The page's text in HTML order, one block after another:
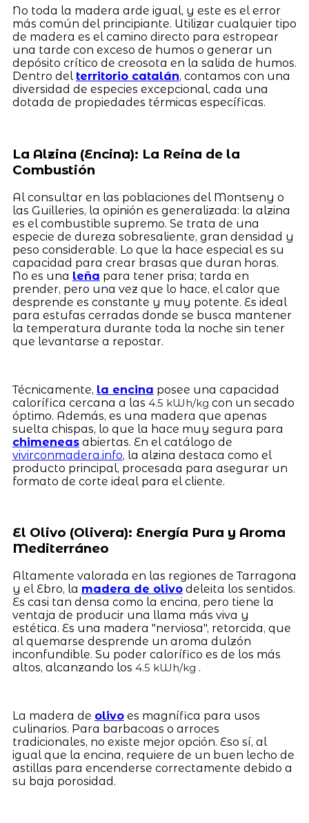
No toda la madera arde igual, y este es el error
más común del principiante. Utilizar cualquier tipo
de madera es el camino directo para estropear
una tarde con exceso de humos o generar un
depósito crítico de creosota en la salida de humos.
Dentro del territorio catalán, contamos con una
diversidad de especies excepcional, cada una
dotada de propiedades térmicas específicas.
La Alzina (Encina): La Reina de la
Combustión
Al consultar en las poblaciones del Montseny o
las Guilleries, la opinión es generalizada: la alzina
es el combustible supremo. Se trata de una
especie de dureza sobresaliente, gran densidad y
peso considerable. Lo que la hace especial es su
capacidad para crear brasas que duran horas.
No es una leña para tener prisa; tarda en
prender, pero una vez que lo hace, el calor que
desprende es constante y muy potente. Es ideal
para estufas cerradas donde se busca mantener
la temperatura durante toda la noche sin tener
que levantarse a repostar.
Técnicamente, la encina posee una capacidad
calorífica cercana a las 4.5 kWh/kg con un secado
óptimo. Además, es una madera que apenas
suelta chispas, lo que la hace muy segura para
chimeneasabiertas. En el catálogo de
vivirconmadera.info, la alzina destaca como el
producto principal, procesada para asegurar un
formato de corte ideal para el cliente.
El Olivo (Olivera): Energía Pura y Aroma
Mediterráneo
Altamente valorada en las regiones de Tarragona
y el Ebro, la madera de olivodeleita los sentidos.
Es casi tan densa como la encina, pero tiene la
ventaja de producir una llama más viva y
estética. Es una madera "nerviosa", retorcida, que
al quemarse desprende un aroma dulzón
inconfundible. Su poder calorífico es de los más
altos, alcanzando los 4.5 kWh/kg .
La madera de olivoes magnífica para usos
culinarios. Para barbacoas o arroces
tradicionales, no existe mejor opción. Eso sí, al
igual que la encina, requiere de un buen lecho de
astillas para encenderse correctamente debido a
su baja porosidad.